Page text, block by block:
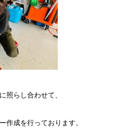
照らし合わせて、
作成を行っております。